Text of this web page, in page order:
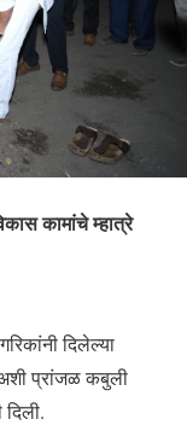
कामांचे म्हात्रे
दिलेल्या
प्रांजळ कबुली